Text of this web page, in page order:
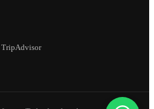
TripAdvisor